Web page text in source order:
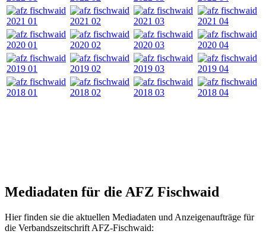
Mediadaten für die AFZ Fischwaid
Hier finden sie die aktuellen Mediadaten und Anzeigenaufträge für
die Verbandszeitschrift AFZ-Fischwaid: